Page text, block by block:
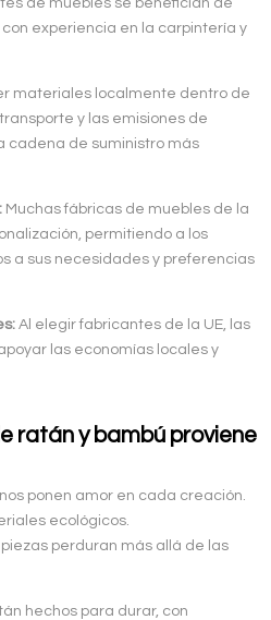
experiencia en la carpintería y
materiales localmente dentro de
y las emisiones de
cadena de suministro más
Muchas fábricas de muebles de la
permitiendo a los
a sus necesidades y preferencias
Al elegir fabricantes de la UE, las
las economías locales y
ratán y bambú proviene
ponen amor en cada creación.
ecológicos.
piezas perduran más allá de las
hechos para durar, con